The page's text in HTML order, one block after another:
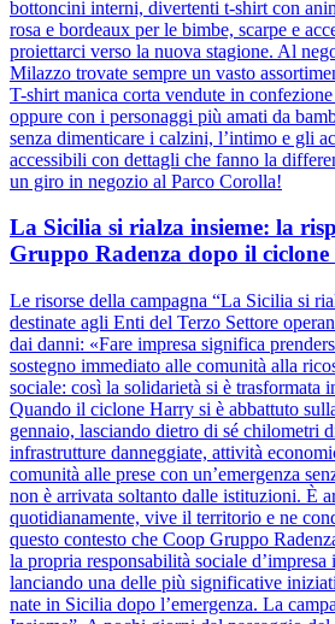
bottoncini interni, divertenti t-shirt con
rosa e bordeaux per le bimbe, scarpe e
proiettarci verso la nuova stagione. Al
Milazzo trovate sempre un vasto
T-shirt manica corta vendute in
oppure con i personaggi più amati da
senza dimenticare i calzini, l’intimo e gli
accessibili con dettagli che fanno la
un giro in negozio al Parco Corolla!
La Sicilia si rialza insieme: la
Gruppo Radenza dopo il
Le risorse della campagna “La Sicilia si
destinate agli Enti del Terzo Settore
dai danni: «Fare impresa significa
sostegno immediato alle comunità alla
sociale: così la solidarietà si è trasformata
Quando il ciclone Harry si è abbattuto
gennaio, lasciando dietro di sé chilometri
infrastrutture danneggiate, attività
comunità alle prese con un’emergenza
non è arrivata soltanto dalle istituzioni. È
quotidianamente, vive il territorio e ne
questo contesto che Coop Gruppo
la propria responsabilità sociale d’impresa
lanciando una delle più significative
nate in Sicilia dopo l’emergenza. La